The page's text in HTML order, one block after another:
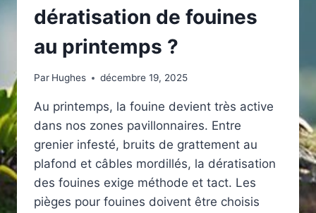
dératisation de fouines
au printemps ?
Par Hughes décembre 19, 2025
Au printemps, la fouine devient très active
dans nos zones pavillonnaires. Entre
grenier infesté, bruits de grattement au
plafond et câbles mordillés, la dératisation
des fouines exige méthode et tact. Les
pièges pour fouines doivent être choisis